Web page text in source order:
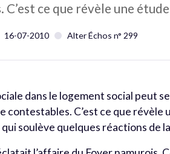
ce que révèle une
16-07-2010 Alter Échos n° 299
dans le logement social peut
C’est ce que révèle
soulève quelques réactions de